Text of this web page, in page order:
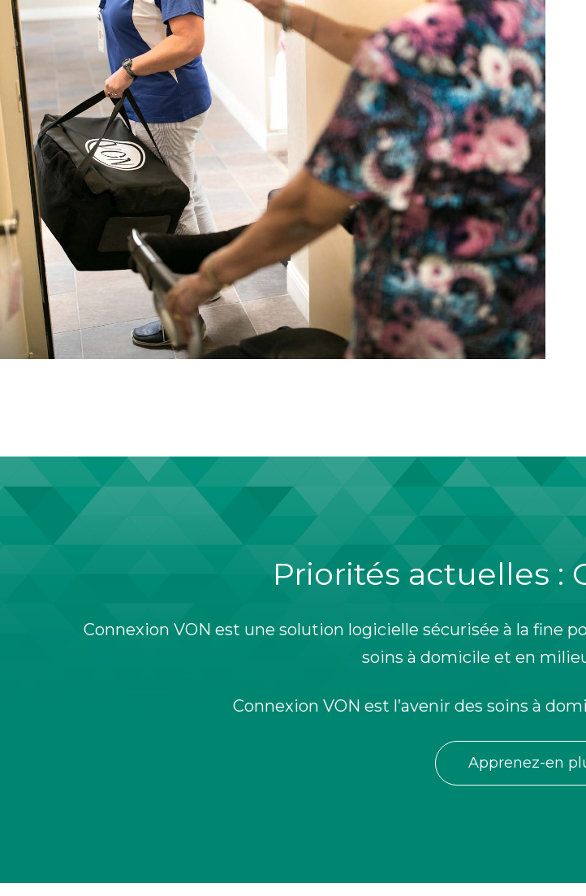
Priorités actuelles :
Connexion VON est une solution logicielle sécurisée à la fine
soins à domicile et en
Connexion VON est l’avenir des soins à
Apprenez-en